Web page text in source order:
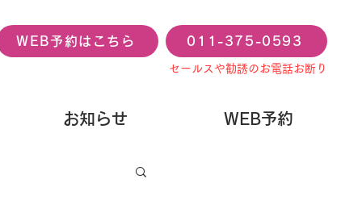
WEB予約はこちら 011-375-0593
セールスや勧誘のお電話お断り
お知らせ WEB予約